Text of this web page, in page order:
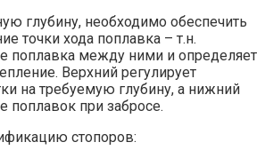
глубину, необходимо обеспечить
точки хода поплавка – т.н.
поплавка между ними и определяет
Верхний регулирует
на требуемую глубину, а нижний
поплавок при забросе.
стопоров: